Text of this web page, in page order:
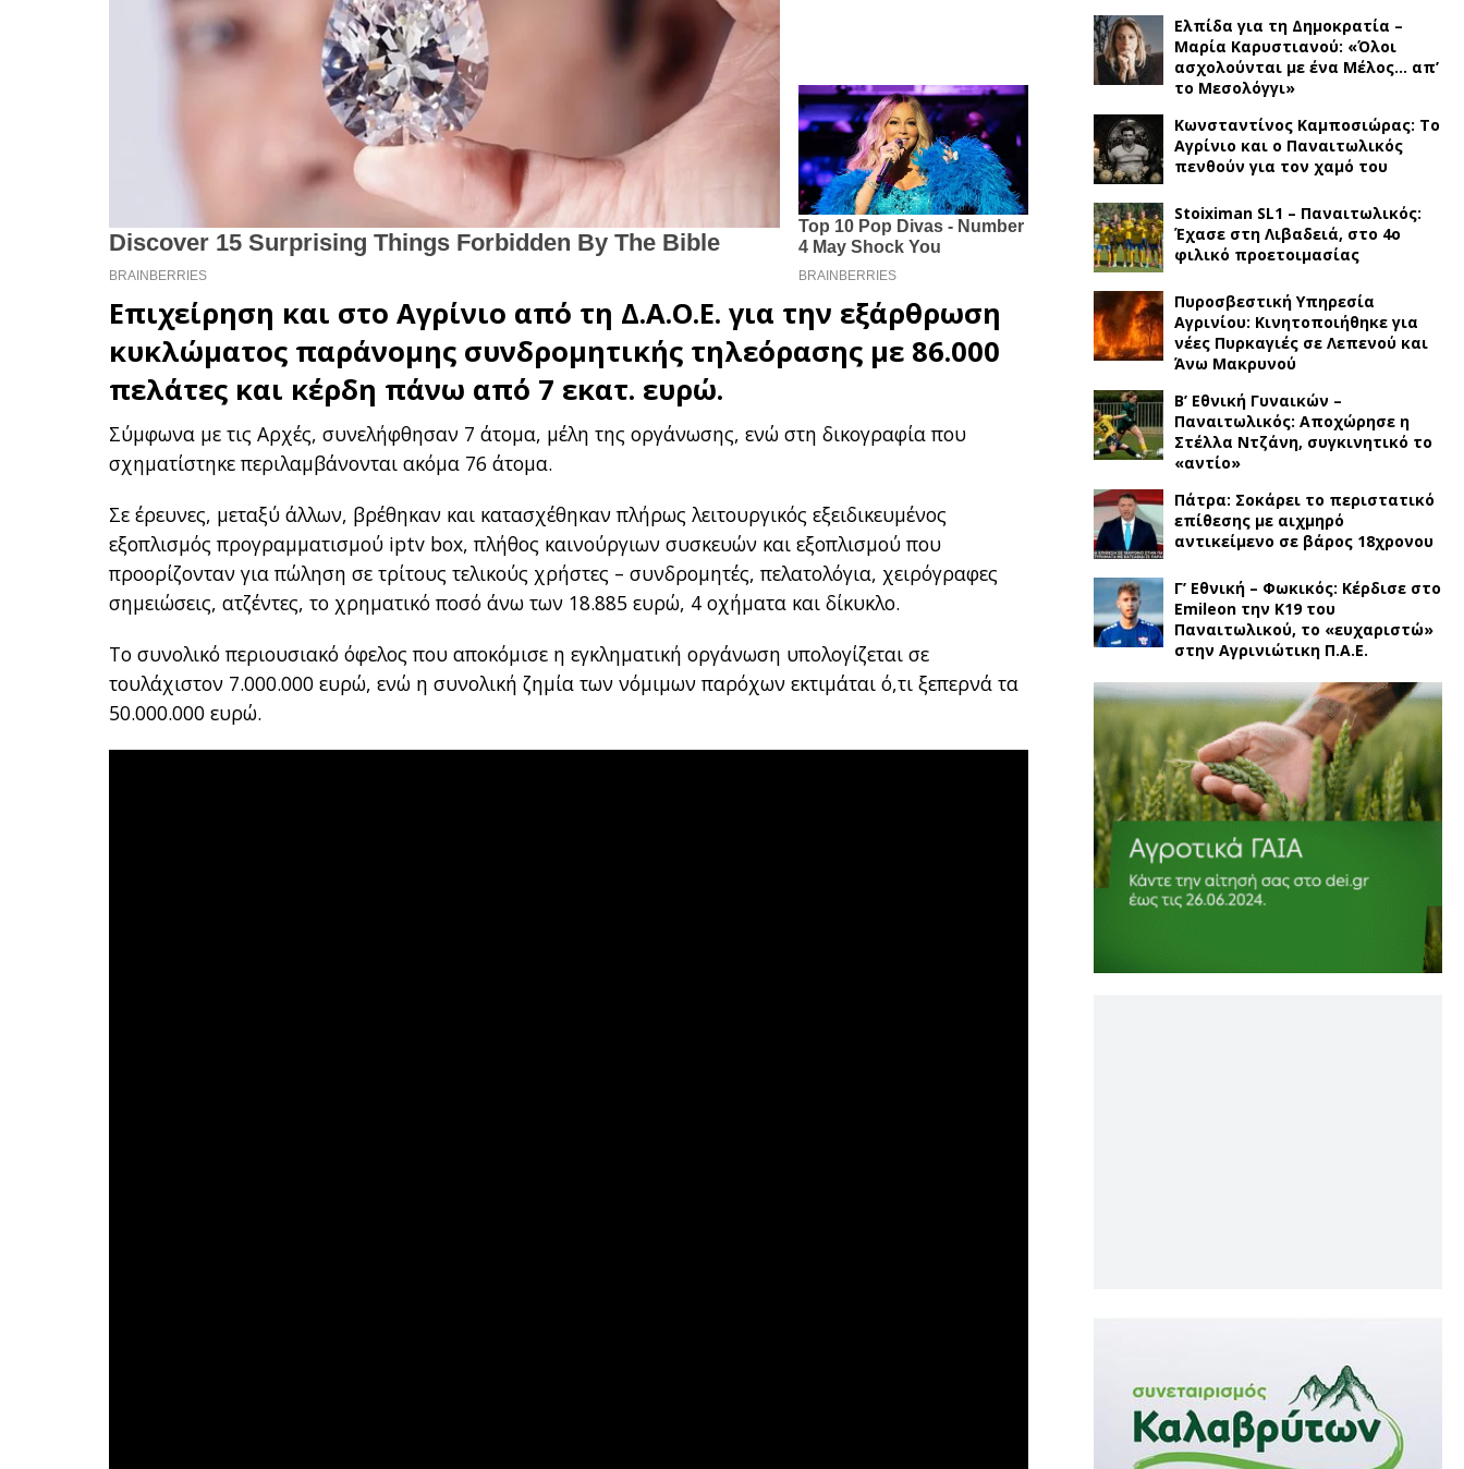
Επιχείρηση και στο Αγρίνιο από τη Δ.Α.Ο.Ε. για την εξάρθρωση
κυκλώματος παράνομης συνδρομητικής τηλεόρασης με 86.000
πελάτες και κέρδη πάνω από 7 εκατ. ευρώ.
Σύμφωνα με τις Αρχές, συνελήφθησαν 7 άτομα, μέλη της οργάνωσης, ενώ στη δικογραφία που
σχηματίστηκε περιλαμβάνονται ακόμα 76 άτομα.
Σε έρευνες, μεταξύ άλλων, βρέθηκαν και κατασχέθηκαν πλήρως λειτουργικός εξειδικευμένος
εξοπλισμός προγραμματισμού iptv box, πλήθος καινούργιων συσκευών και εξοπλισμού που
προορίζονταν για πώληση σε τρίτους τελικούς χρήστες – συνδρομητές, πελατολόγια, χειρόγραφες
σημειώσεις, ατζέντες, το χρηματικό ποσό άνω των 18.885 ευρώ, 4 οχήματα και δίκυκλο.
Το συνολικό περιουσιακό όφελος που αποκόμισε η εγκληματική οργάνωση υπολογίζεται σε
τουλάχιστον 7.000.000 ευρώ, ενώ η συνολική ζημία των νόμιμων παρόχων εκτιμάται ό,τι ξεπερνά τα
50.000.000 ευρώ.
Ελπίδα για τη Δημοκρατία –
Μαρία Καρυστιανού: «Όλοι
ασχολούνται με ένα Μέλος… απ’
το Μεσολόγγι»
Κωνσταντίνος Καμποσιώρας: Το
Αγρίνιο και ο Παναιτωλικός
πενθούν για τον χαμό του
Stoiximan SL1 – Παναιτωλικός:
Έχασε στη Λιβαδειά, στο 4ο
φιλικό προετοιμασίας
Πυροσβεστική Υπηρεσία
Αγρινίου: Κινητοποιήθηκε για
νέες Πυρκαγιές σε Λεπενού και
Άνω Μακρυνού
Β’ Εθνική Γυναικών –
Παναιτωλικός: Αποχώρησε η
Στέλλα Ντζάνη, συγκινητικό το
«αντίο»
Πάτρα: Σοκάρει το περιστατικό
επίθεσης με αιχμηρό
αντικείμενο σε βάρος 18χρονου
Γ’ Εθνική – Φωκικός: Κέρδισε στο
Emileon την Κ19 του
Παναιτωλικού, το «ευχαριστώ»
στην Αγρινιώτικη Π.Α.Ε.